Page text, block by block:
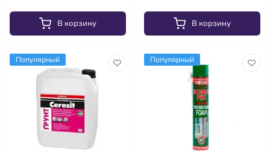
В корзину В корзину
Популярный Популярный